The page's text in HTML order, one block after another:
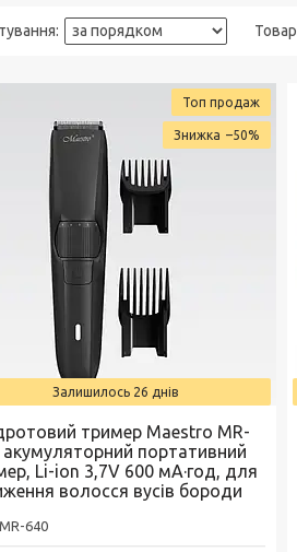
Топ продаж
–50%
Залишилось 26 днів
тример Maestro MR-
акумуляторний портативний
Li-ion 3,7V 600 мА·год, для
волосся вусів бороди
MR-640